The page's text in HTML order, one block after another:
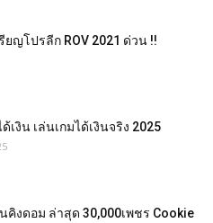
ยญโปรลีก ROV 2021 ด่วน !!
เงิน เล่นเกมได้เงินจริง 2025
คิงดอม ล่าสุด 30,000เพชร Cookie